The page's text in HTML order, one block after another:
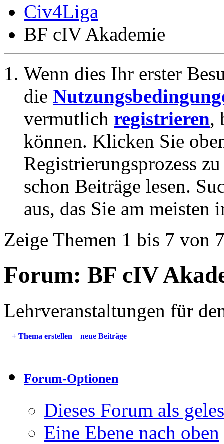
Civ4Liga
BF cIV Akademie
Wenn dies Ihr erster
die
vermutlich registrieren,
können. Klicken Sie
Registrierungsprozess
schon Beiträge lesen.
aus, das Sie am meisten
Zeige Themen 1 bis 7 von
Forum: BF cIV
Lehrveranstaltungen für
+ Thema erstellen neue Beiträge
Forum-Optionen
Dieses Forum als
Eine Ebene nach oben